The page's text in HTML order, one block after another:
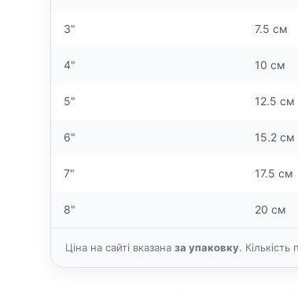
3" 7.5 см
4" 10 см
5" 12.5 см
6" 15.2 см
7" 17.5 см
8" 20 см
Ціна на сайті вказана за упаковку.